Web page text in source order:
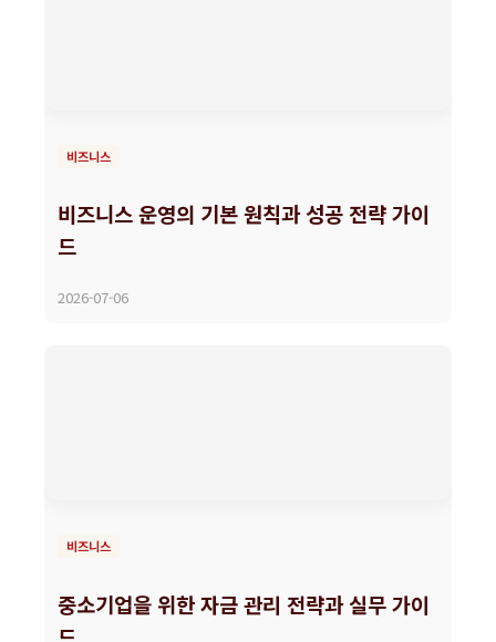
비즈니스
비즈니스 운영의 기본 원칙과 성공 전략 가이
드
2026-07-06
비즈니스
중소기업을 위한 자금 관리 전략과 실무 가이
드